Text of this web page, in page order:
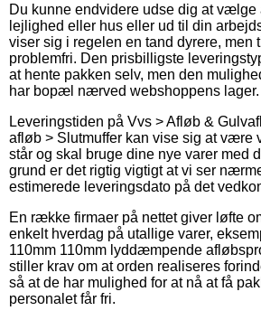
Du kunne endvidere udse dig at vælge
lejlighed eller hus eller ud til din
viser sig i regelen en tand dyrere, men
problemfri. Den prisbilligste
at hente pakken selv, men den
har bopæl nærved webshoppens lager.
Leveringstiden på Vvs > Afløb &
afløb > Slutmuffer kan vise sig at være
står og skal bruge dine nye varer med
grund er det rigtig vigtigt at vi ser
estimerede leveringsdato på det
En række firmaer på nettet giver løfte
enkelt hverdag på utallige varer,
110mm 110mm lyddæmpende
stiller krav om at orden realiseres
så at de har mulighed for at nå at få
personalet får fri.